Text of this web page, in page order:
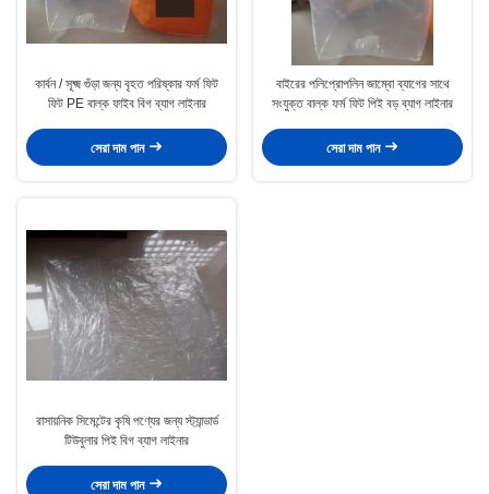
কার্বন / সূক্ষ্ম গুঁড়া জন্য বৃহত পরিষ্কার ফর্ম ফিট
ফিট PE বাল্ক ফাইব বিগ ব্যাগ লাইনার
সেরা দাম পান
বাইরের পলিপ্রোপলিন জাম্বো ব্যাগের সাথে
সংযুক্ত বাল্ক ফর্ম ফিট পিই বড় ব্যাগ লাইনার
সেরা দাম পান
রাসায়নিক সিমেন্টের কৃষি পণ্যের জন্য স্ট্যান্ডার্ড
টিউবুলার পিই বিগ ব্যাগ লাইনার
সেরা দাম পান